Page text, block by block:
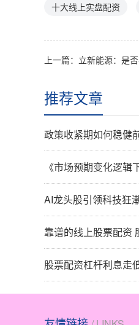
十大线上实盘配资
上一篇：
推荐文章
政策收紧期如何稳健前行
《市场预期变化逻辑下：XX
AI龙头股引领科技狂潮，
靠谱的线上股票配资 股票配资投
股票配资杠杆利息走低，